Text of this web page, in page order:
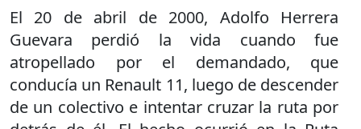
El 20 de abril de 2000, Adolfo Herrera
Guevara perdió la vida cuando fue
atropellado por el demandado, que
conducía un Renault 11, luego de descender
de un colectivo e intentar cruzar la ruta por